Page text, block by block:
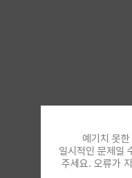
예기치 못
일시적인 문제일
주세요. 오류가